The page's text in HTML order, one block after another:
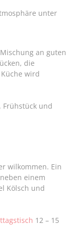
unter
an guten
die
wird
Frühstück und
wilkommen. Ein
einem
Kölsch und
12 – 15